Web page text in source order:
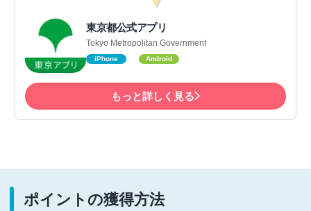
東京都公式アプリ
Tokyo Metropolitan Government
iPhone Android
もっと詳しく見る
ポイントの獲得方法